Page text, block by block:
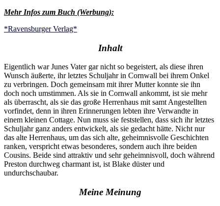
Mehr Infos zum Buch (Werbung):
*Ravensburger Verlag*
Inhalt
Eigentlich war Junes Vater gar nicht so begeistert, als diese ihren
Wunsch äußerte, ihr letztes Schuljahr in Cornwall bei ihrem Onkel
zu verbringen. Doch gemeinsam mit ihrer Mutter konnte sie ihn
doch noch umstimmen. Als sie in Cornwall ankommt, ist sie mehr
als überrascht, als sie das große Herrenhaus mit samt Angestellten
vorfindet, denn in ihren Erinnerungen lebten ihre Verwandte in
einem kleinen Cottage. Nun muss sie feststellen, dass sich ihr letztes
Schuljahr ganz anders entwickelt, als sie gedacht hätte. Nicht nur
das alte Herrenhaus, um das sich alte, geheimnisvolle Geschichten
ranken, verspricht etwas besonderes, sondern auch ihre beiden
Cousins. Beide sind attraktiv und sehr geheimnisvoll, doch während
Preston durchweg charmant ist, ist Blake düster und
undurchschaubar.
Meine Meinung